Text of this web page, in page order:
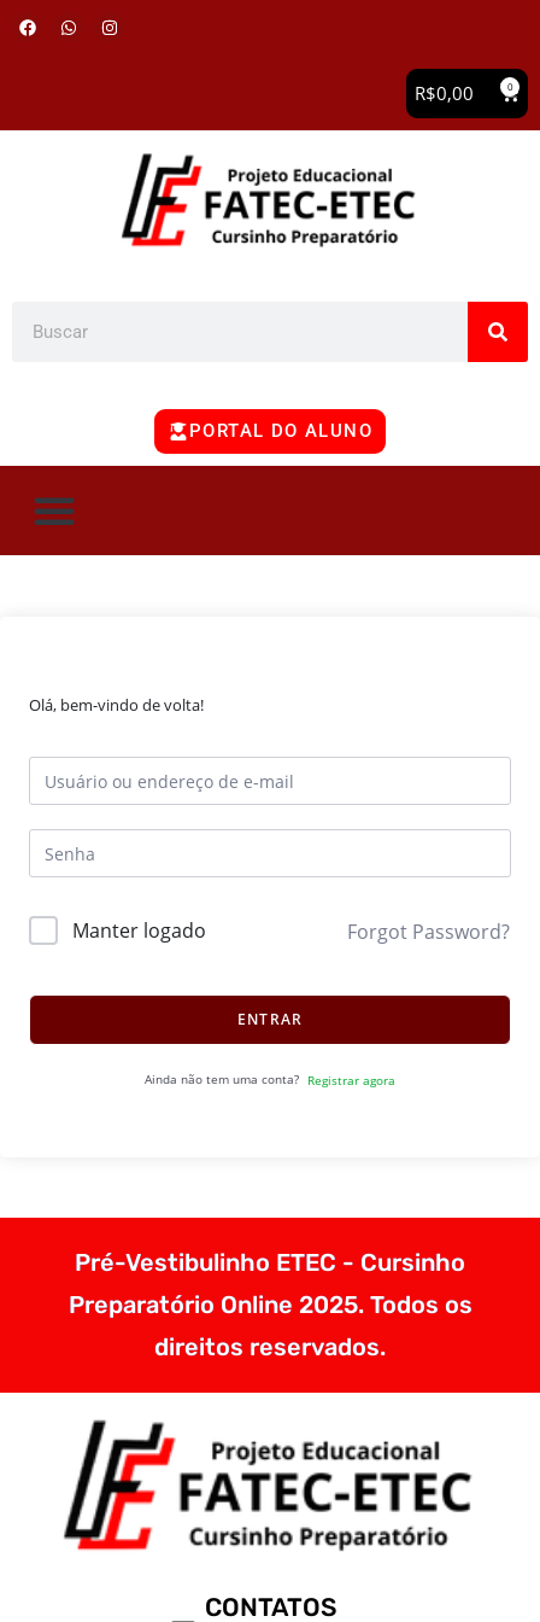
R$0,00 0
PORTAL DO ALUNO
Olá, bem-vindo de volta!
Manter logado Forgot Password?
ENTRAR
Ainda não tem uma conta? Registrar agora
Pré-Vestibulinho ETEC - Cursinho
Preparatório Online 2025. Todos os
direitos reservados.
CONTATOS